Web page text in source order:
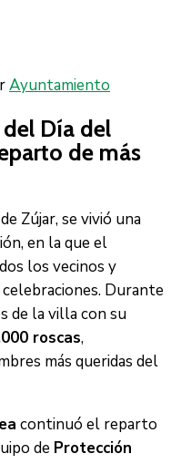
Ayuntamiento
Día del
de más
Zújar, se vivió una
en la que el
los vecinos y
Durante
de la villa con su
roscas,
más queridas del
continuó el reparto
de Protección